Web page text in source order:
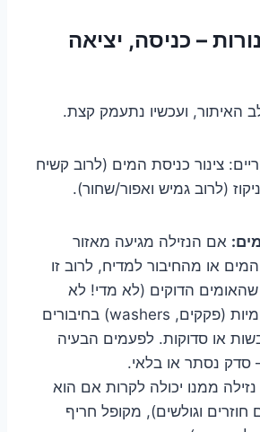
– כניסה, יציאה
האיתור, ועכשיו נתעמק קצת.
צינור כניסת המים (לרוב קשיח
(לרוב גמיש ואפור/שחור).
אם הנזילה מגיעה מאזור
או מהחיבור למדיח, לרוב זו
הדוקים (לא מדי! לא
לשבור) ושהגומיות (פקקים, washers) בחיבורים
או סדוקות. לפעמים הבעיה
סדק נסתר או בלאי.
נזילה ממנו יכולה לקרות אם הוא
וגולשים), מקופל חריף